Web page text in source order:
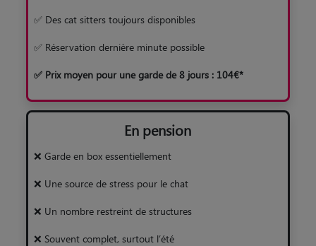
✅ Des cat sitters toujours disponibles
✅ Réservation dernière minute possible
✅ Prix moyen pour une garde de 8 jours : 104€*
En pension
❌ Garde en box essentiellement
❌ Une source de stress pour le chat
❌ Un nombre restreint de structures
❌ Souvent complet, surtout l’été